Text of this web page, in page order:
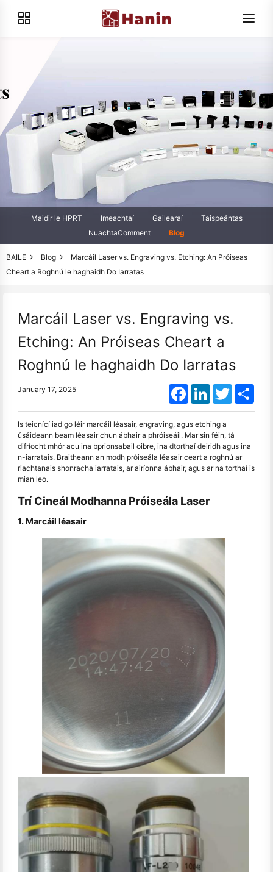
Maidir le HPRT Imeachtaí Gailearaí
Taispeántas
NuachtaComment
Blog
BAILE Blog
Marcáil Laser vs. Engraving vs. Etching: An Próiseas
Cheart a Roghnú le haghaidh Do Iarratas
Marcáil Laser vs. Engraving vs.
Etching: An Próiseas Cheart a
Roghnú le haghaidh Do Iarratas
January 17, 2025 FacebookLinkedInTwitter
Is teicnící iad go léir marcáil léasair, engraving, agus etching a
úsáideann beam léasair chun ábhair a phróiseáil. Mar sin féin, tá
difríocht mhór acu ina bprionsabail oibre, ina dtorthaí deiridh agus ina
n-iarratais. Braitheann an modh próiseála léasair ceart a roghnú ar
riachtanais shonracha iarratais, ar airíonna ábhair, agus ar na torthaí is
mian leo.
Trí Cineál Modhanna Próiseála Laser
1. Marcáil léasair